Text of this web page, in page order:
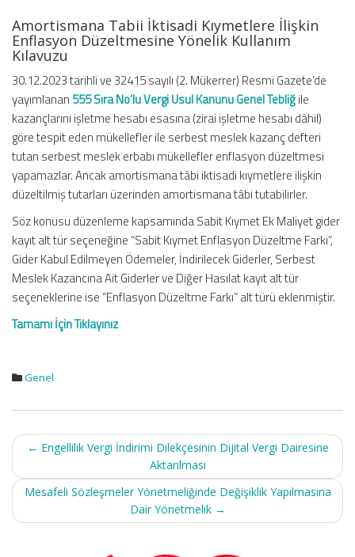
Amortismana Tabii İktisadi Kıymetlere İlişkin
Enflasyon Düzeltmesine Yönelik Kullanım
Kılavuzu
30.12.2023 tarihli ve 32415 sayılı (2. Mükerrer) Resmi Gazete’de
yayımlanan 555 Sıra No’lu Vergi Usul Kanunu Genel Tebliğile
kazançlarını işletme hesabı esasına (zirai işletme hesabı dâhil)
göre tespit eden mükellefler ile serbest meslek kazanç defteri
tutan serbest meslek erbabı mükellefler enflasyon düzeltmesi
yapamazlar. Ancak amortismana tâbi iktisadi kıymetlere ilişkin
düzeltilmiş tutarları üzerinden amortismana tâbi tutabilirler.
Söz konusu düzenleme kapsamında Sabit Kıymet Ek Maliyet gider
kayıt alt tür seçeneğine “Sabit Kıymet Enflasyon Düzeltme Farkı”,
Gider Kabul Edilmeyen Ödemeler, İndirilecek Giderler, Serbest
Meslek Kazancına Ait Giderler ve Diğer Hasılat kayıt alt tür
seçeneklerine ise “Enflasyon Düzeltme Farkı” alt türü eklenmiştir.
Tamamı İçin Tıklayınız
Genel
Post
navigation
← Engellilik Vergi İndirimi Dilekçesinin Dijital Vergi Dairesine
Aktarılması
Mesafeli Sözleşmeler Yönetmeliğinde Değişiklik Yapılmasına
Dair Yönetmelik →